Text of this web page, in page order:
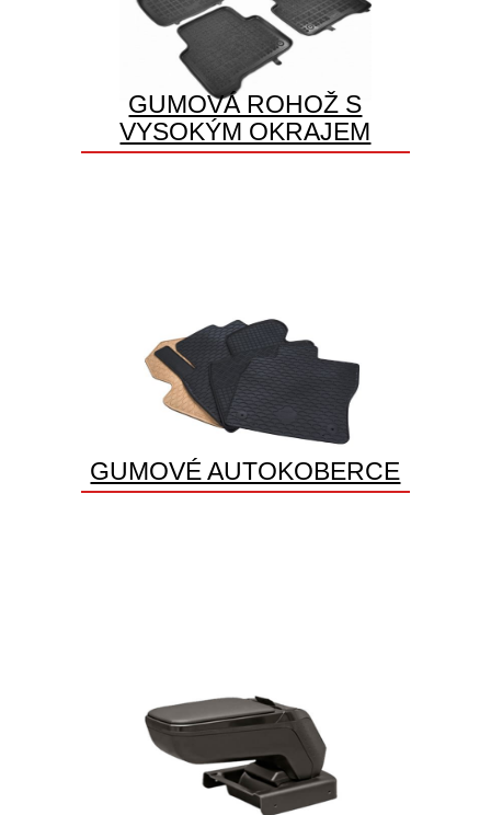
GUMOVÁ ROHOŽ S
VYSOKÝM OKRAJEM
GUMOVÉ AUTOKOBERCE